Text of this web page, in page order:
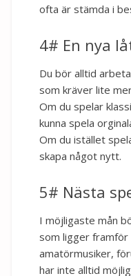
ofta är stämda i
4# En nya
Du bör alltid
som kräver lite
Om du spelar
kunna spela
Om du istället
skapa något nytt.
5# Nästa
I möjligaste mån
som ligger framför
amatörmusiker,
har inte alltid